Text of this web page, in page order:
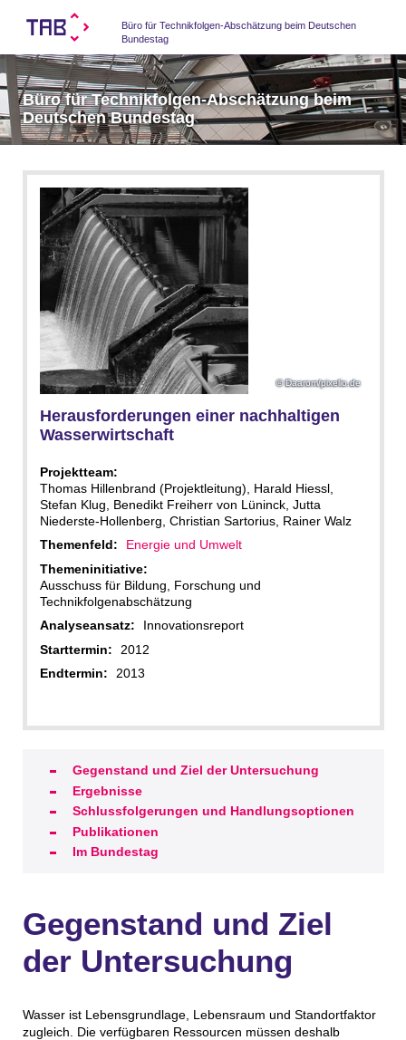
Büro für Technikfolgen-Abschätzung beim Deutschen
Bundestag
Büro für Technikfolgen-Abschätzung beim
Deutschen Bundestag
Daarom/pixelio.de
Herausforderungen einer nachhaltigen
Wasserwirtschaft
Projektteam:
Thomas Hillenbrand (Projektleitung), Harald Hiessl,
Stefan Klug, Benedikt Freiherr von Lüninck, Jutta
Niederste-Hollenberg, Christian Sartorius, Rainer Walz
Themenfeld:
Energie und Umwelt
Themeninitiative:
Ausschuss für Bildung, Forschung und
Technikfolgenabschätzung
Analyseansatz:
Innovationsreport
Starttermin:
2012
Endtermin:
2013
Gegenstand und Ziel der Untersuchung
Ergebnisse
Schlussfolgerungen und Handlungsoptionen
Publikationen
Im Bundestag
Gegenstand und Ziel
der Untersuchung
Wasser ist Lebensgrundlage, Lebensraum und Standortfaktor
zugleich. Die verfügbaren Ressourcen müssen deshalb